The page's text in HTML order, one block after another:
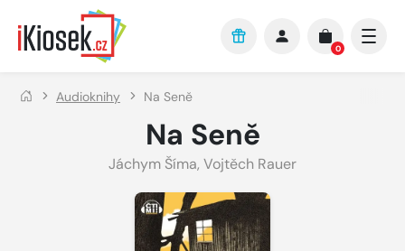
Přejít na hlavní obsah
0
Audioknihy Na Seně
Na Seně
Jáchym Šíma, Vojtěch Rauer